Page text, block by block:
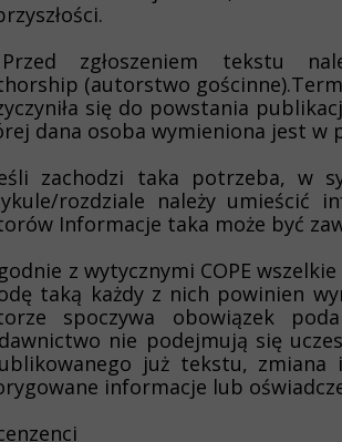
zgłoszeniem tekstu
(autorstwo
się do powstania
dana osoba wymieniona jest w
zachodzi taka potrzeba, w
rozdziale należy umieścić
Informacje taka może być
z wytycznymi COPE
taką każdy z nich powinien
spoczywa obowiązek
nie podejmują się
już tekstu,
informacje lub